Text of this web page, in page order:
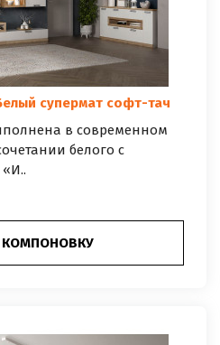
супермат софт-тач
в современном
белого с
КОМПОНОВКУ